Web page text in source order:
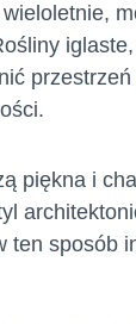
iglaste,
piękna i
ten sposób